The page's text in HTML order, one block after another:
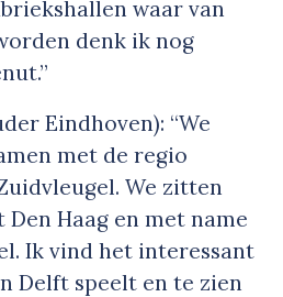
waar van
denk ik nog
Eindhoven): “We
met de regio
We zitten
Haag en met name
Ik vind het interessant
Delft speelt en te zien